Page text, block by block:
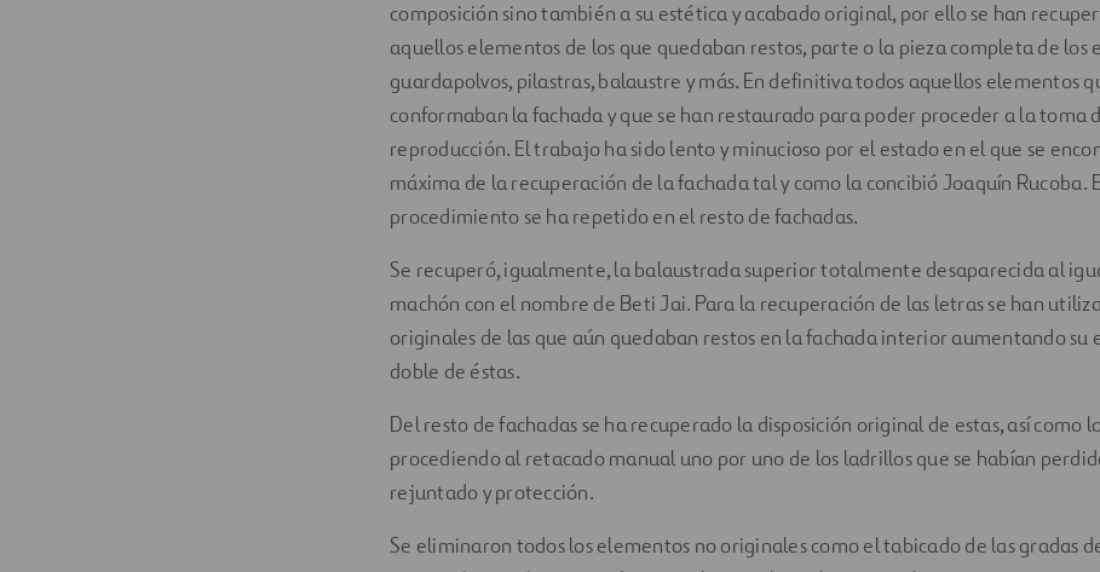
composición sino también a su estética y acabado original, por ello se han
aquellos elementos de los que quedaban restos, parte o la pieza completa de los
guardapolvos, pilastras, balaustre y más. En definitiva todos aquellos elementos
conformaban la fachada y que se han restaurado para poder proceder a la toma
reproducción. El trabajo ha sido lento y minucioso por el estado en el que se
máxima de la recuperación de la fachada tal y como la concibió Joaquín Rucoba.
procedimiento se ha repetido en el resto de fachadas.
Se recuperó, igualmente, la balaustrada superior totalmente desaparecida al
machón con el nombre de Beti Jai. Para la recuperación de las letras se han
originales de las que aún quedaban restos en la fachada interior aumentando su
doble de éstas.
Del resto de fachadas se ha recuperado la disposición original de estas, así como
procediendo al retacado manual uno por uno de los ladrillos que se habían
rejuntado y protección.
Se eliminaron todos los elementos no originales como el tabicado de las gradas